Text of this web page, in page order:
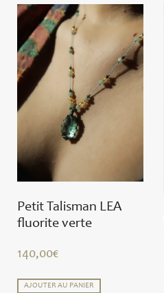
Petit Talisman LEA
fluorite verte
140,00€
AJOUTER AU PANIER